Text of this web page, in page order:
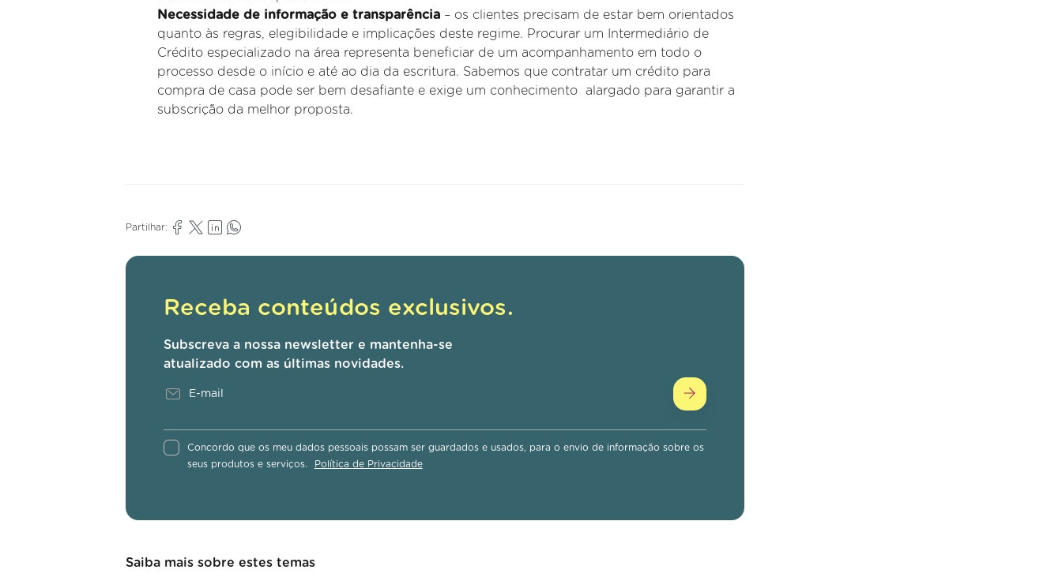
Necessidade de informação e transparência– os clientes precisam de estar bem orientados
quanto às regras, elegibilidade e implicações deste regime. Procurar um Intermediário de
Crédito especializado na área representa beneficiar de um acompanhamento em todo o
processo desde o início e até ao dia da escritura. Sabemos que contratar um crédito para
compra de casa pode ser bem desafiante e exige um conhecimento alargado para garantir a
subscrição da melhor proposta.
Partilhar:
Receba conteúdos exclusivos.
Subscreva a nossa newsletter e mantenha-se
atualizado com as últimas novidades.
Concordo que os meu dados pessoais possam ser guardados e usados, para o envio de informação sobre os
seus produtos e serviços.
Política de Privacidade
Saiba mais sobre estes temas